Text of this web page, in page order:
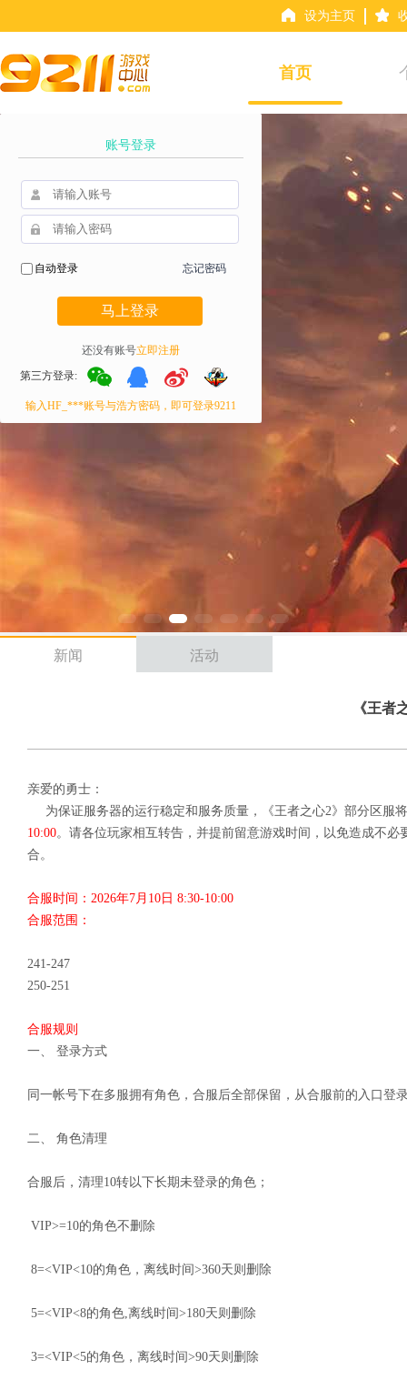
设为主页
首页
新闻 活动
《王者
亲爱的勇士：
为保证服务器的运行稳定和服务质量，《王者之心2》部分区服
10:00。请各位玩家相互转告，并提前留意游戏时间，以免造成不
合。
合服时间：2026年7月10日 8:30-10:00
合服范围：
241-247
250-251
合服规则
一、 登录方式
同一帐号下在多服拥有角色，合服后全部保留，从合服前的入口登
二、 角色清理
合服后，清理10转以下长期未登录的角色；
VIP>=10的角色不删除
8=<VIP<10的角色，离线时间>360天则删除
5=<VIP<8的角色,离线时间>180天则删除
3=<VIP<5的角色，离线时间>90天则删除